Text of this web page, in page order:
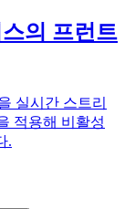
의 프런트
실시간 스트리
적용해 비활성
.